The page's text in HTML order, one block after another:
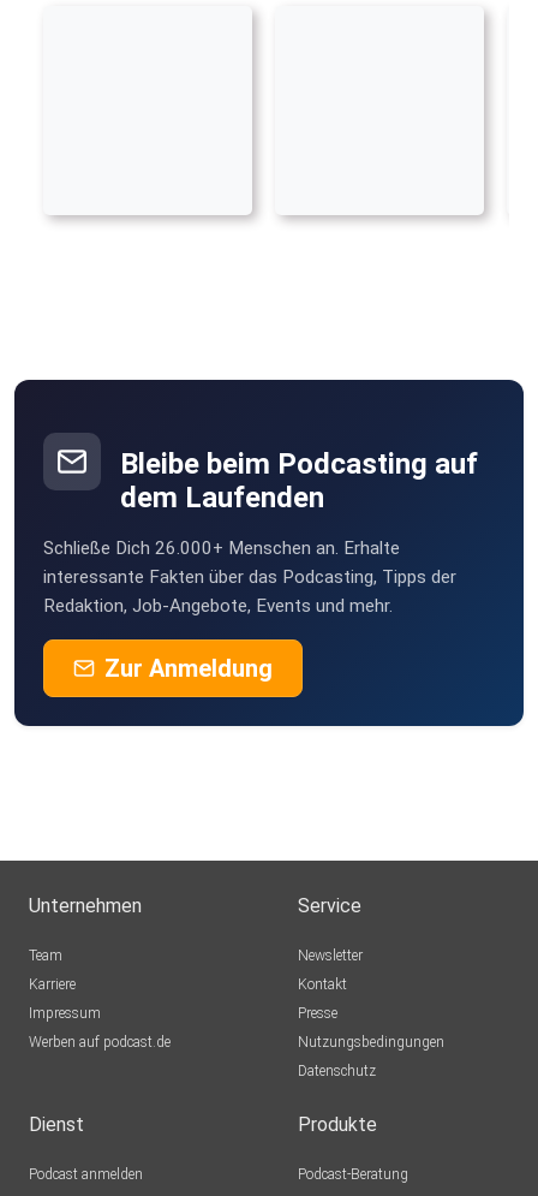
Bleibe beim Podcasting auf
dem Laufenden
Schließe Dich 26.000+ Menschen an. Erhalte
interessante Fakten über das Podcasting, Tipps der
Redaktion, Job-Angebote, Events und mehr.
Zur Anmeldung
Unternehmen
Team
Karriere
Impressum
Werben auf podcast.de
Service
Newsletter
Kontakt
Presse
Nutzungsbedingungen
Datenschutz
Dienst
Podcast anmelden
Produkte
Podcast-Beratung